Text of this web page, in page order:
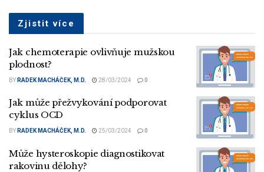
Zjistit více
Jak chemoterapie ovlivňuje mužskou
plodnost?
BY RADEK MACHÁČEK, M.D. 28/03/2024 0
Jak může přežvykování podporovat
cyklus OCD
BY RADEK MACHÁČEK, M.D. 25/03/2024 0
Může hysteroskopie diagnostikovat
rakovinu dělohy?